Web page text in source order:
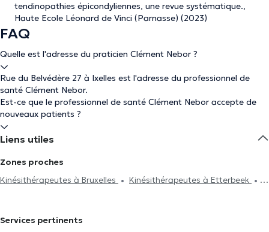
tendinopathies épicondyliennes, une revue systématique.,
Haute Ecole Léonard de Vinci (Parnasse) (2023)
FAQ
Quelle est l'adresse du praticien Clément Nebor ?
Rue du Belvédère 27 à Ixelles est l'adresse du professionnel de
santé Clément Nebor.
Est-ce que le professionnel de santé Clément Nebor accepte de
nouveaux patients ?
Liens utiles
Zones proches
Kinésithérapeutes à Bruxelles
Kinésithérapeutes à Etterbeek
Kinésithérapeutes à Rhode-Saint-Genèse
Services pertinents